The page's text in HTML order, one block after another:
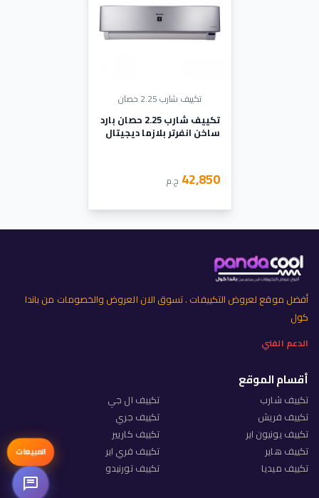
تكييف شارب 2.25 حصان
تكييف شارب 2.25 حصان بارد
ساخن انفرتر بلازما ديجيتال
42,850 ج.م
أفضل موقع لعروض التكييفات . تسوق الان العروض والخصومات من باندا
كول
الدعم الفني
أقسام الموقع
تكييف شارب
تكييف ال جي
تكييف فريش
تكييف جري
تكييف يونيون اير
تكييف كاريير
تكييف هاير
تكييف فري اير
تكييف ميديا
تكييف تورنيدو
المبيعات